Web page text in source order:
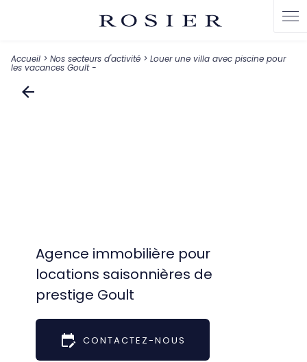
Accueil > Nos secteurs d'activité > Louer une villa avec piscine pour
les vacances Goult -
Agence immobilière pour
locations saisonnières de
prestige Goult
edit_calendar CONTACTEZ-NOUS